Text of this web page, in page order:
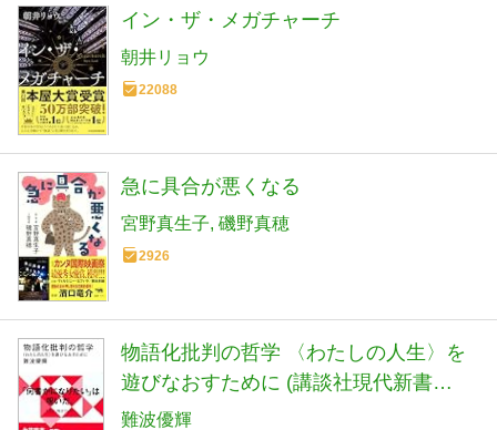
イン・ザ・メガチャーチ
朝井リョウ
22088
急に具合が悪くなる
宮野真生子 磯野真穂
2926
物語化批判の哲学 〈わたしの人生〉を
遊びなおすために (講談社現代新書
2782)
難波優輝